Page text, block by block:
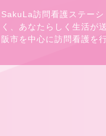
SakuLa訪問看護ステー
く、あなたらしく生活が
阪市を中心に訪問看護を